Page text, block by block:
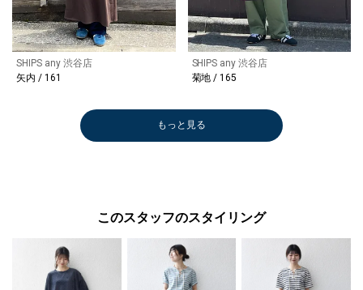
SHIPS any 渋谷店
矢内 / 161
SHIPS any 渋谷店
菊地 / 165
もっと見る
このスタッフのスタイリング